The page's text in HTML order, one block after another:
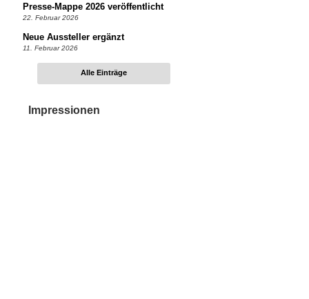
Presse-Mappe 2026 veröffentlicht
22. Februar 2026
Neue Aussteller ergänzt
11. Februar 2026
Alle Einträge
Impressionen